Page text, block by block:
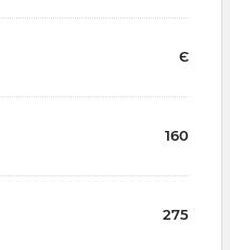
Є
160
275